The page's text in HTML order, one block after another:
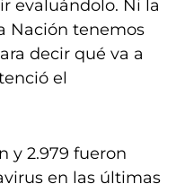
evaluándolo. Ni la
Nación tenemos
decir qué va a
el
y 2.979 fueron
en las últimas